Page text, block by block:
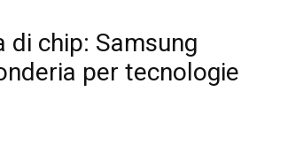
di chip: Samsung
per tecnologie